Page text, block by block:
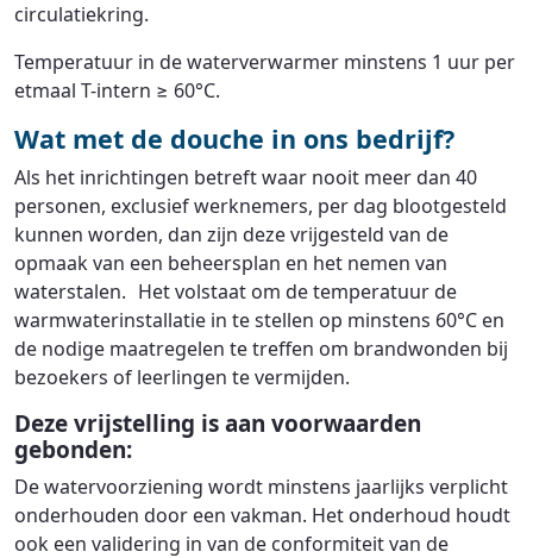
circulatiekring.
Temperatuur in de waterverwarmer minstens 1 uur per
etmaal T-intern ≥ 60°C.
Wat met de douche in ons bedrijf?
Als het inrichtingen betreft waar nooit meer dan 40
personen, exclusief werknemers, per dag blootgesteld
kunnen worden, dan zijn deze vrijgesteld van de
opmaak van een beheersplan en het nemen van
waterstalen. Het volstaat om de temperatuur de
warmwaterinstallatie in te stellen op minstens 60°C en
de nodige maatregelen te treffen om brandwonden bij
bezoekers of leerlingen te vermijden.
Deze vrijstelling is aan voorwaarden
gebonden:
De watervoorziening wordt minstens jaarlijks verplicht
onderhouden door een vakman. Het onderhoud houdt
ook een validering in van de conformiteit van de